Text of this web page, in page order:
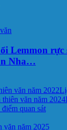
Lemmon
Nha…
văn năm 2022
văn năm 2024
quan sát
văn năm 2025